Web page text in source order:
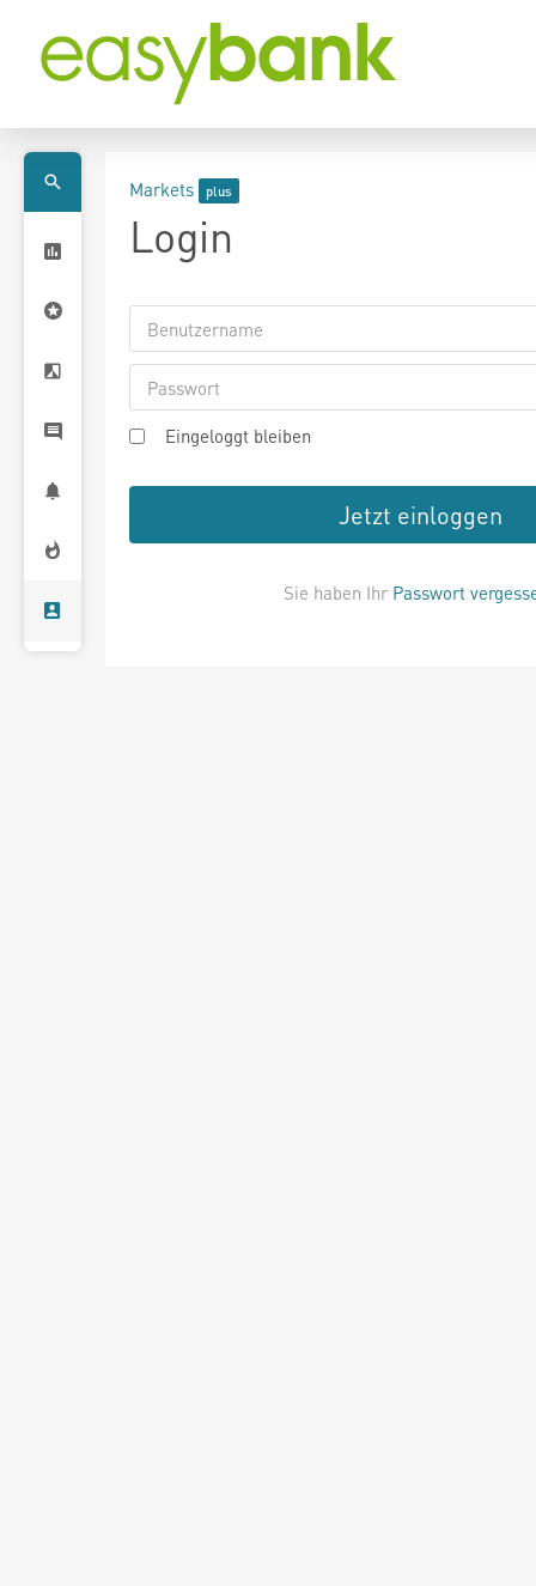
Markets
Login
Eingeloggt bleiben
Jetzt einloggen
Sie haben Ihr Passwort